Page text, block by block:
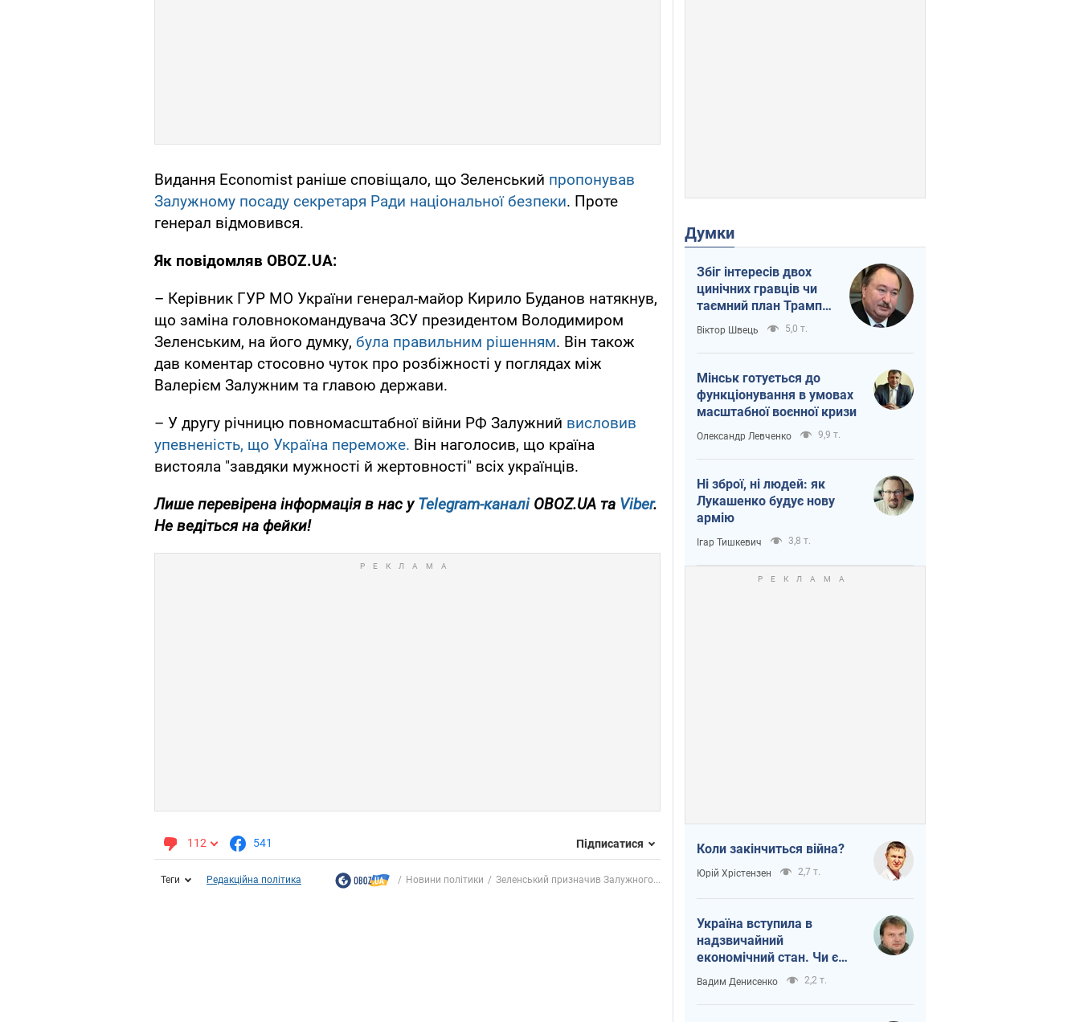
Видання Economist раніше сповіщало, що Зеленський пропонував
Залужному посаду секретаря Ради національної безпеки. Проте
генерал відмовився.
Як повідомляв OBOZ.UA:
– Керівник ГУР МО України генерал-майор Кирило Буданов натякнув,
що заміна головнокомандувача ЗСУ президентом Володимиром
Зеленським, на його думку, була правильним рішенням. Він також
дав коментар стосовно чуток про розбіжності у поглядах між
Валерієм Залужним та главою держави.
– У другу річницю повномасштабної війни РФ Залужний висловив
упевненість, що Україна переможе. Він наголосив, що країна
вистояла "завдяки мужності й жертовності" всіх українців.
Лише перевірена інформація в нас уTelegram-каналіOBOZ.UA та Viber.
Не ведіться на фейки!
112 541 Підписатися
Теги Редакційна політика Новини політики Зеленський призначив Залужного...
Думки
Збіг інтересів двох
цинічних гравців чи
таємний план Трампа
і Путіна?
Віктор Швець 5,0 т.
Мінськ готується до
функціонування в умовах
масштабної воєнної кризи
Олександр Левченко 9,9 т.
Ні зброї, ні людей: як
Лукашенко будує нову
армію
Ігар Тишкевич 3,8 т.
Коли закінчиться війна?
Юрій Хрістензен 2,7 т.
Україна вступила в
надзвичайний
економічний стан. Чи є
світло вкінці тунелю?
Вадим Денисенко 2,2 т.